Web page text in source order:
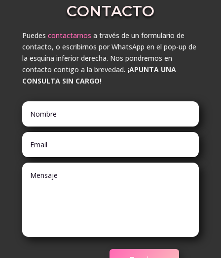
CONTACTO
Puedes contactarnos a través de un formulario de
contacto, o escribirnos por WhatsApp en el pop-up de
la esquina inferior derecha. Nos pondremos en
contacto contigo a la brevedad. ¡APUNTA UNA
CONSULTA SIN CARGO!